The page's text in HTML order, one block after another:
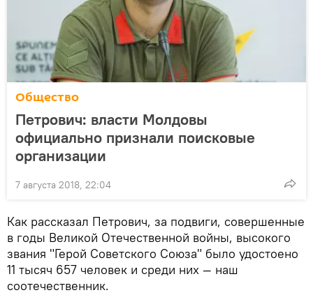
Общество
Петрович: власти Молдовы
официально признали поисковые
организации
7 августа 2018, 22:04
Как рассказал Петрович, за подвиги, совершенные
в годы Великой Отечественной войны, высокого
звания "Герой Советского Союза" было удостоено
11 тысяч 657 человек и среди них — наш
соотечественник.